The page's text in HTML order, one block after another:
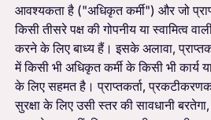
आवश्यकता है ("अधिकृत कर्मी") और जो
किसी तीसरे पक्ष की गोपनीय या स्वामित्व
करने के लिए बाध्य हैं। इसके अलावा,
में किसी भी अधिकृत कर्मी के किसी भी कार्य
के लिए सहमत है। प्राप्तकर्ता,
सुरक्षा के लिए उसी स्तर की सावधानी